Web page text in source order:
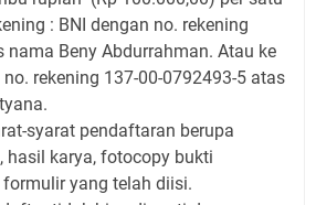
: BNI dengan no. rekening
nama Beny Abdurrahman. Atau ke
no. rekening 137-00-0792493-5 atas
syarat pendaftaran berupa
hasil karya, fotocopy bukti
yang telah diisi.